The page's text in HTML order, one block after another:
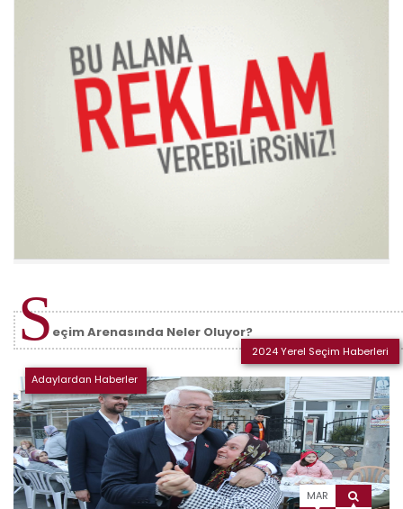
Seçim Arenasında Neler Oluyor?
2024 Yerel Seçim Haberleri
Adaylardan Haberler
MAR